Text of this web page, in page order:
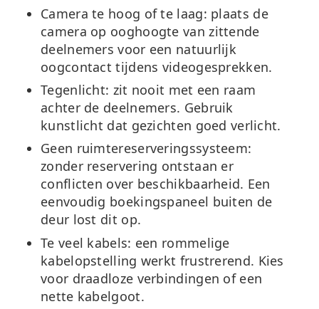
Camera te hoog of te laag: plaats de
camera op ooghoogte van zittende
deelnemers voor een natuurlijk
oogcontact tijdens videogesprekken.
Tegenlicht: zit nooit met een raam
achter de deelnemers. Gebruik
kunstlicht dat gezichten goed verlicht.
Geen ruimtereserveringssysteem:
zonder reservering ontstaan er
conflicten over beschikbaarheid. Een
eenvoudig boekingspaneel buiten de
deur lost dit op.
Te veel kabels: een rommelige
kabelopstelling werkt frustrerend. Kies
voor draadloze verbindingen of een
nette kabelgoot.